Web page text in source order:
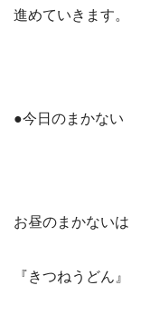
進めていきます。
●今日のまかない
お昼のまかないは
『きつねうどん』